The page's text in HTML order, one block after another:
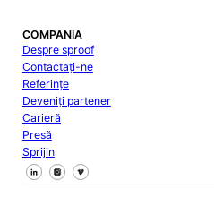
COMPANIA
Despre sproof
Contactați-ne
Referințe
Deveniți partener
Carieră
Presă
Sprijin
Urmăriți-ne pe Facebook
Urmăriți-ne pe X
Urmăriți-ne pe LinkedIn